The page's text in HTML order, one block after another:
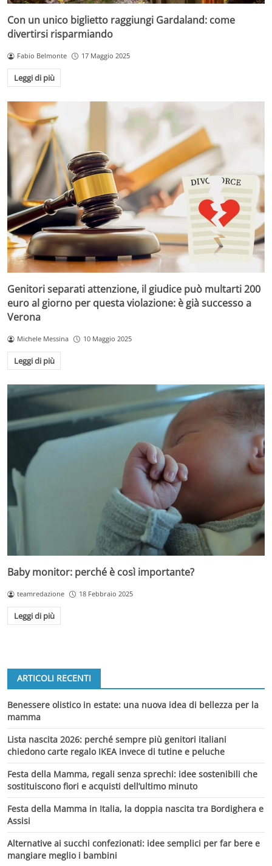
Con un unico biglietto raggiungi Gardaland: come
divertirsi risparmiando
Fabio Belmonte 17 Maggio 2025
Leggi di più
Genitori separati attenzione, il giudice può multarti 200
euro al giorno per questa violazione: è già successo a
Verona
Michele Messina 10 Maggio 2025
Leggi di più
Baby monitor: perché è così importante?
teamredazione 18 Febbraio 2025
Leggi di più
ARTICOLI RECENTI
Benessere olistico in estate: una nuova idea di bellezza per la
mamma
Lista nascita 2026: perché sempre più genitori italiani
chiedono carte regalo IKEA invece di tutine e peluche
Festa della Mamma, regali senza sprechi: idee sostenibili che
sostituiscono fiori e acquisti dell’ultimo minuto
Festa della Mamma in Italia, la doppia nascita tra Bordighera e
Assisi
Alternative ai succhi confezionati: idee semplici per far bere e
mangiare meglio i bambini